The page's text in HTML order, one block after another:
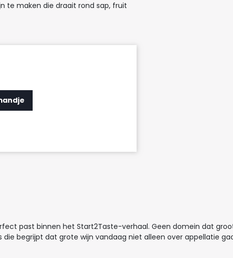
te maken die draait rond sap, fruit
past binnen het Start2Taste-verhaal. Geen domein dat
die begrijpt dat grote wijn vandaag niet alleen over appellatie